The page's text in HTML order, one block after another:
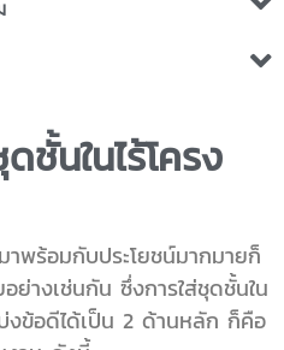
ชั้นในไร้โครง
าพร้อมกับประโยชน์มากมายก็
ย่างเช่นกัน ซึ่งการใส่ชุดชั้นใน
งข้อดีได้เป็น 2 ด้านหลัก ก็คือ